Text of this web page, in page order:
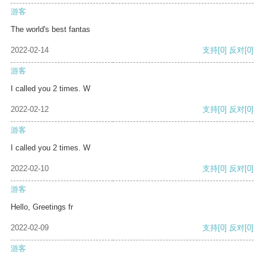
游客
The world's best fantas
2022-02-14 支持[0] 反对[0]
游客
I called you 2 times. W
2022-02-12 支持[0] 反对[0]
游客
I called you 2 times. W
2022-02-10 支持[0] 反对[0]
游客
Hello, Greetings fr
2022-02-09 支持[0] 反对[0]
游客